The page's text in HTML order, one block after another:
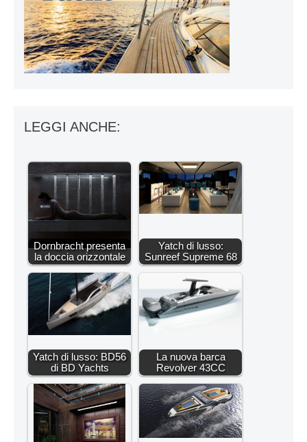
LEGGI ANCHE:
Dornbracht presenta
la doccia orizzontale
Yatch di lusso:
Sunreef Supreme 68
Yatch di lusso: BD56
di BD Yachts
La nuova barca
Revolver 43CC